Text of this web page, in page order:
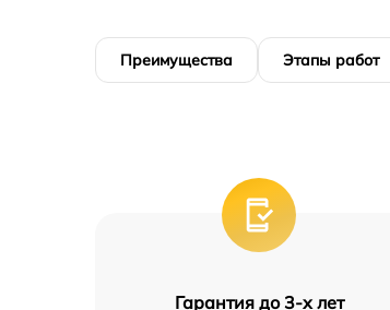
Преимущества Этапы работ
Гарантия до 3-х лет